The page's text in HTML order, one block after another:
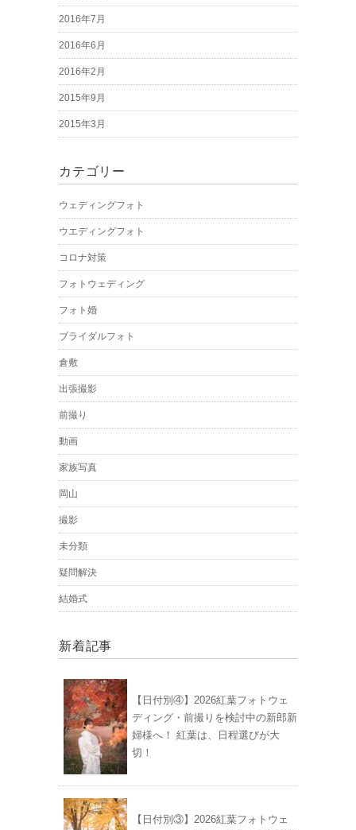
2016年7月
2016年6月
2016年2月
2015年9月
2015年3月
カテゴリー
ウェディングフォト
ウエディングフォト
コロナ対策
フォトウェディング
フォト婚
ブライダルフォト
倉敷
出張撮影
前撮り
動画
家族写真
岡山
撮影
未分類
疑問解決
結婚式
新着記事
【日付別④】2026紅葉フォトウェ
ディング・前撮りを検討中の新郎新
婦様へ！ 紅葉は、日程選びが大
切！
【日付別③】2026紅葉フォトウェ